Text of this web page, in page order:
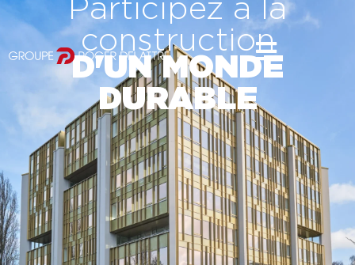
Participez à la
construction
D'UN MONDE
DURABLE